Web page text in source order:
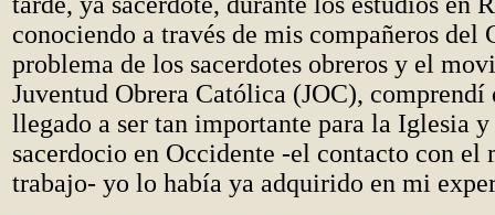
conociendo a través de mis compañeros del
problema de los sacerdotes obreros y el
Juventud Obrera Católica (JOC), comprendí
llegado a ser tan importante para la Iglesia y
sacerdocio en Occidente -el contacto con el
trabajo- yo lo había ya adquirido en mi